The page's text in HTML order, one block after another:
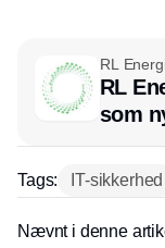
RL
RL
som
afsæt
Tags: IT-sikkerhed
Nævnt i denne